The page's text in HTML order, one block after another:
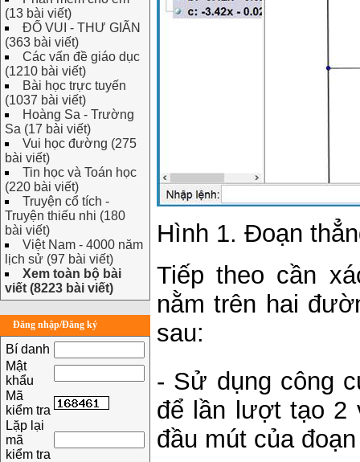
(13 bài viết)
ĐỐ VUI - THƯ GIÃN
(363 bài viết)
Các vấn đề giáo dục
(1210 bài viết)
Bài học trực tuyến
(1037 bài viết)
Hoàng Sa - Trường
Sa (17 bài viết)
Vui học đường (275
bài viết)
Tin học và Toán học
(220 bài viết)
Truyện cổ tích -
Truyện thiếu nhi (180
bài viết)
Việt Nam - 4000 năm
lịch sử (97 bài viết)
Xem toàn bộ bài
viết (8223 bài viết)
Đăng nhập/Đăng ký
Bí danh
Mật
khẩu
Mã
kiểm tra
Lặp lại
mã
kiểm tra
Hình 1. Đoạn
Tiếp theo cần
nằm trên hai
sau:
- Sử dụng công
để lần lượt tạo 2
đầu mút của